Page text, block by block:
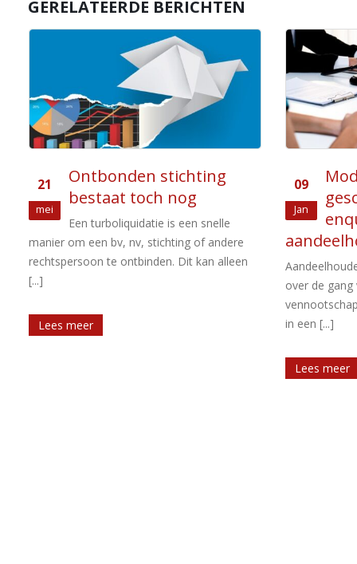
GERELATEERDE BERICHTEN
09
Jan
Modernisering van
geschillenregeling en
enquêteprocedure voor
aandeelhouders
Aandeelhouders hebben soms geschillen
over de gang van zaken binnen een
in een [...]
21
aug
Op 6 en 7
Standaard
Lees meer